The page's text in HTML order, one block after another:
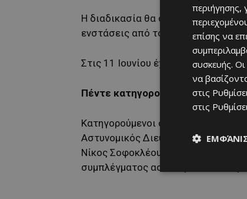
Η διαδικασία θα συνεχιστεί στις 4
ενστάσεις από τους δικηγόρους
Στις 11 Ιουνίου έχουν οριστεί οι
Πέντε κατηγορούμενοι στην
Κατηγορούμενοι στην υπόθεση
Αστυνομικός Διευθυντής Λεμεσού
Νίκος Σοφοκλέους, ο πρώην
συμπλέγματος αστυνομικών
περιήγησης,
επίσης να
συσκευής.
να
στις
στις